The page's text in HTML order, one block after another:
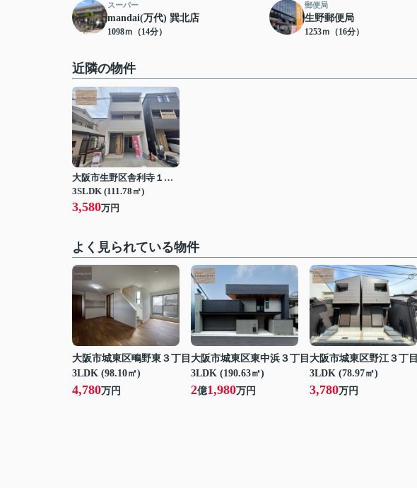
スーパー
mandai(万代) 巽北店
1098ｍ（14分）
郵便局
生野郵便局
1253ｍ（16分）
近隣の物件
大阪市生野区舎利寺１丁目
3SLDK (111.78㎡)
3,580万円
よく見られている物件
大阪市城東区鴫野東３丁目
3LDK (98.10㎡)
4,780万円
大阪市城東区東中浜３丁目
3LDK (190.63㎡)
2億1,980万円
大阪市城東区野江３丁目
3LDK (78.97㎡)
3,780万円